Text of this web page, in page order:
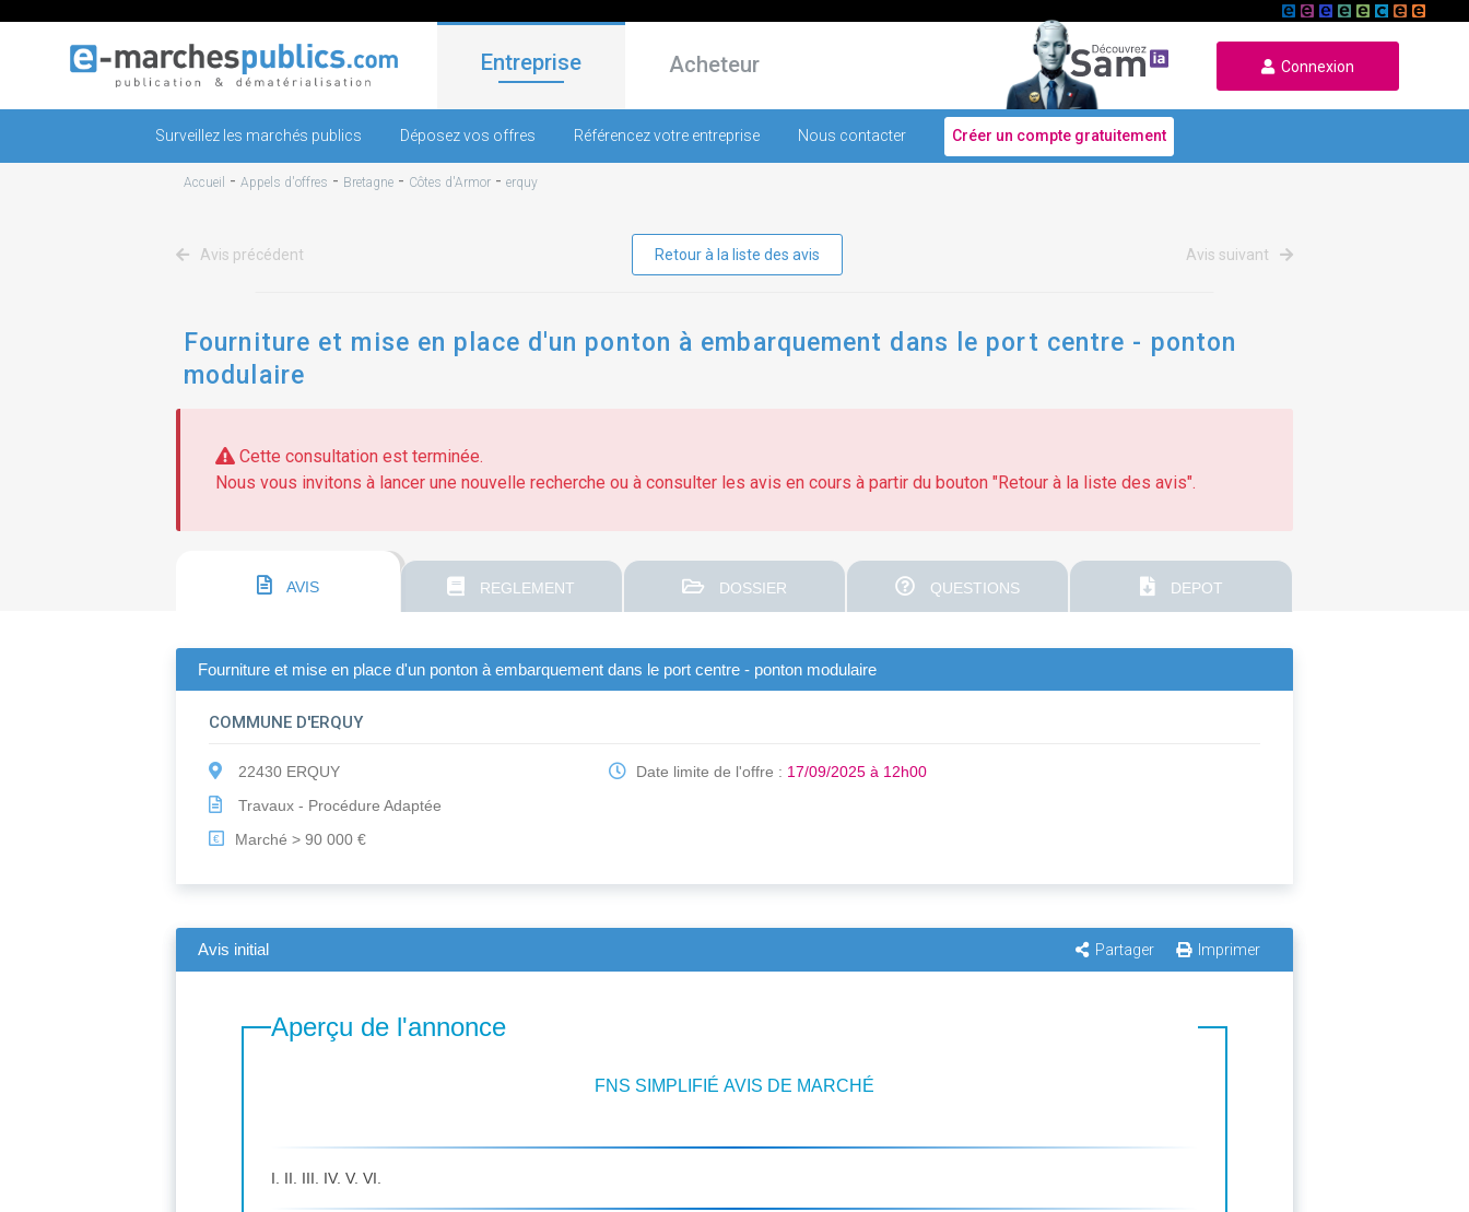
Entreprise Acheteur Connexion
Surveillez les marchés publics Déposez vos offres Référencez votre entreprise Nous contacter Créer un compte gratuitement
Accueil - Appels d'offres - Bretagne - Côtes d'Armor - erquy
Avis précédent Retour à la liste des avis Avis suivant
Fourniture et mise en place d'un ponton à embarquement dans le port centre - ponton
modulaire
Cette consultation est terminée.
Nous vous invitons à lancer une nouvelle recherche ou à consulter les avis en cours à partir du bouton "Retour à la liste des avis".
AVIS REGLEMENT DOSSIER QUESTIONS DEPOT
Fourniture et mise en place d'un ponton à embarquement dans le port centre - ponton modulaire
COMMUNE D'ERQUY
22430 ERQUY
Travaux - Procédure Adaptée
€ Marché > 90 000 €
Date limite de l'offre : 17/09/2025 à 12h00
Avis initial Partager Imprimer
Aperçu de l'annonce
FNS SIMPLIFIÉ AVIS DE MARCHÉ
I. II. III. IV. V. VI.